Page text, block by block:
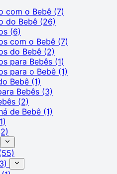
com o Bebê (7)
do Bebê (26)
(6)
com o Bebê (7)
do Bebê (2)
para Bebês (1)
para o Bebê (1)
Bebê (1)
Bebês (3)
(2)
de Bebê (1)